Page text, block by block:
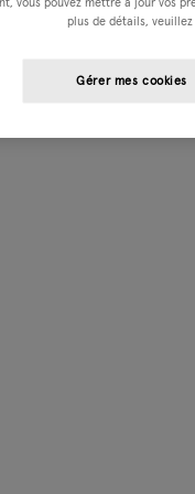
vous pouvez mettre à jour vos
plus de détails,
Gérer mes cookies